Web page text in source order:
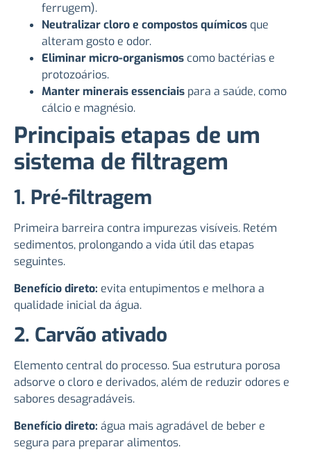
ferrugem).
Neutralizar cloro e compostos químicos que
alteram gosto e odor.
Eliminar micro-organismos como bactérias e
protozoários.
Manter minerais essenciais para a saúde, como
cálcio e magnésio.
Principais etapas de um
sistema de filtragem
1. Pré-filtragem
Primeira barreira contra impurezas visíveis. Retém
sedimentos, prolongando a vida útil das etapas
seguintes.
Benefício direto: evita entupimentos e melhora a
qualidade inicial da água.
2. Carvão ativado
Elemento central do processo. Sua estrutura porosa
adsorve o cloro e derivados, além de reduzir odores e
sabores desagradáveis.
Benefício direto: água mais agradável de beber e
segura para preparar alimentos.